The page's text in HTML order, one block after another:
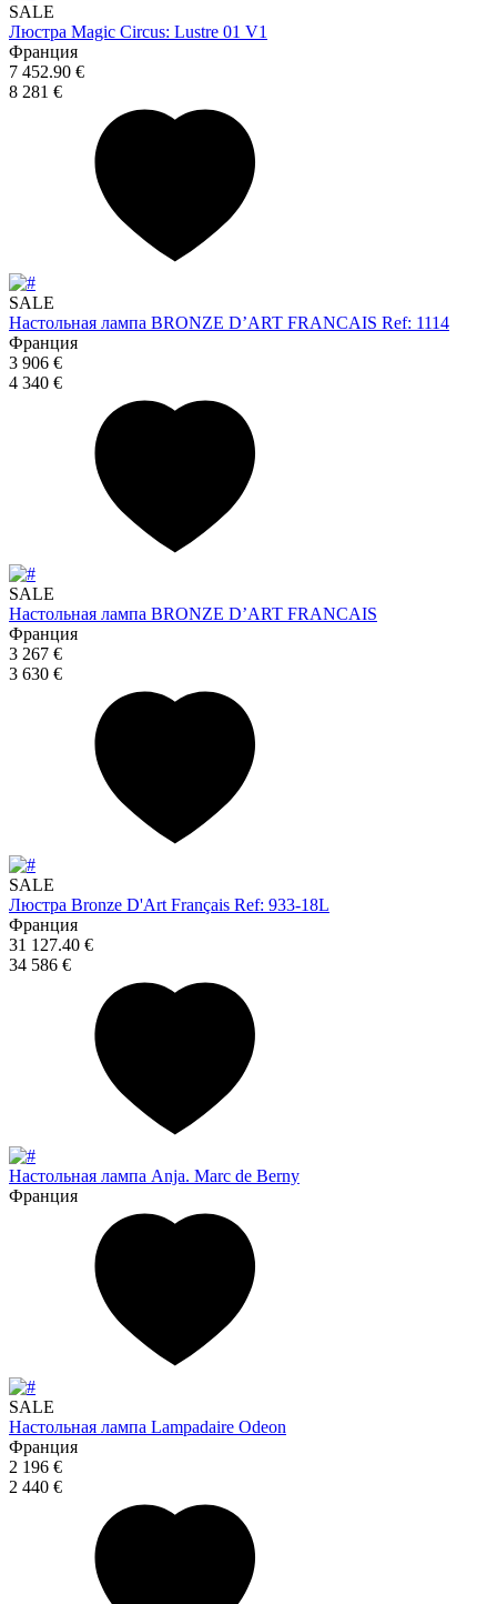
SALE
Люстра Magic Circus: Lustre 01 V1
Франция
7 452.90 €
8 281 €
SALE
Настольная лампа BRONZE D’ART FRANCAIS Ref: 1114
Франция
3 906 €
4 340 €
SALE
Настольная лампа BRONZE D’ART FRANCAIS
Франция
3 267 €
3 630 €
SALE
Люстра Bronze D'Art Français Ref: 933-18L
Франция
31 127.40 €
34 586 €
Настольная лампа Anja. Marc de Berny
Франция
SALE
Настольная лампа Lampadaire Odeon
Франция
2 196 €
2 440 €